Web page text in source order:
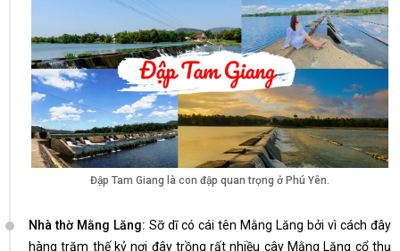
Đập Tam Giang là con đập quan trọng ở Phú Yên.
Nhà thờ Mằng Lăng: Sỡ dĩ có cái tên Mằng Lăng bởi vì cách đây
hàng trăm thế kỷ nơi đây trồng rất nhiều cây Mằng Lăng cổ thụ